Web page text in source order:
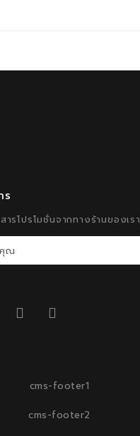
ร
ารโปรโมชั่นจากทางร้านของเรา